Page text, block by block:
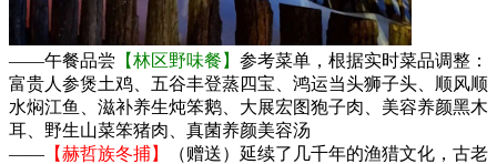
——午餐品尝 【林区野味餐】 参考菜单，根据实时菜品调整：
富贵人参煲土鸡、五谷丰登蒸四宝、鸿运当头狮子头、顺风顺
水焖江鱼、滋补养生炖笨鹅、大展宏图狍子肉、美容养颜黑木
耳、野生山菜笨猪肉、真菌养颜美容汤
—— 【赫哲族冬捕】 （赠送）延续了几千年的渔猎文化，古老